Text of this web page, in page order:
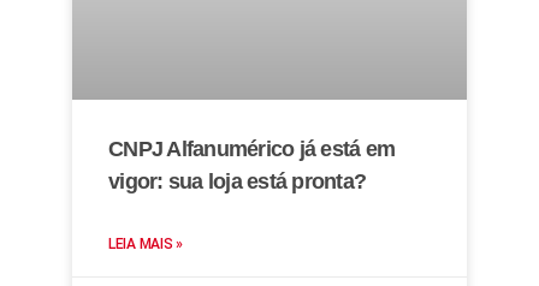
CNPJ Alfanumérico já está em
vigor: sua loja está pronta?
LEIA MAIS »